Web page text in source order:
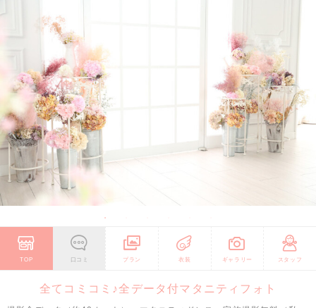
TOP 口コミ プラン 衣装 ギャラリー スタッフ
全てコミコミ♪全データ付マタニティフォト